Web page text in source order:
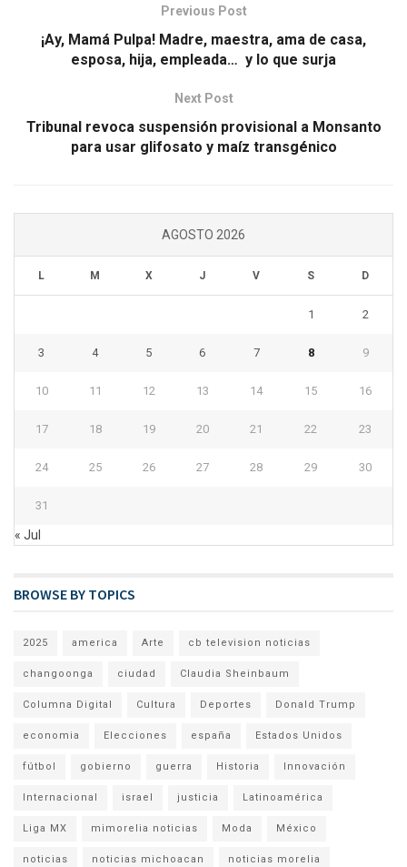
Previous Post
¡Ay, Mamá Pulpa! Madre, maestra, ama de casa,
esposa, hija, empleada… y lo que surja
Next Post
Tribunal revoca suspensión provisional a Monsanto
para usar glifosato y maíz transgénico
AGOSTO 2026
L M X J V S D
1 2
3 4 5 6 7 8 9
10 11 12 13 14 15 16
17 18 19 20 21 22 23
24 25 26 27 28 29 30
31
« Jul
BROWSE BY TOPICS
2025 america Arte cb television noticias
changoonga ciudad Claudia Sheinbaum
Columna Digital Cultura Deportes Donald Trump
economia Elecciones españa Estados Unidos
fútbol gobierno guerra Historia Innovación
Internacional israel justicia Latinoamérica
Liga MX mimorelia noticias Moda México
noticias noticias michoacan noticias morelia